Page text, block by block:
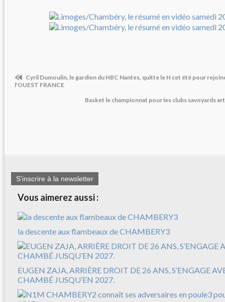
Cyril Dumoulin, le gardien du HBC Nantes, quitte le H cet été pour
l'OUEST FRANCE
Basket le championnat pour les clubs savoyards
S'inscrire à la newsletter
Vous aimerez aussi :
la descente aux flambeaux de CHAMBERY3
EUGEN ZAJA, ARRIÈRE DROIT DE 26 ANS, S’ENGAGE
CHAMBÉ JUSQU’EN 2027.